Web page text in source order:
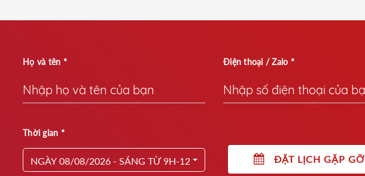
Họ và tên * Điện thoại / Zalo *
Thời gian *
NGÀY 08/08/2026 - SÁNG TỪ 9H-12H ĐẶT LỊCH GẶP GỠ